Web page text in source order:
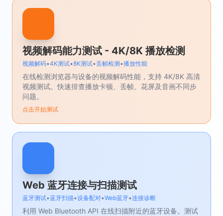
视频解码能力测试 - 4K/8K 播放检测
视频解码•4K测试•8K测试•丢帧检测•播放性能
在线检测浏览器与设备的视频解码性能，支持 4K/8K 高清
视频测试。快速排查播放卡顿、丢帧、花屏及音画不同步
问题。
点击开始测试
Web 蓝牙连接与扫描测试
蓝牙测试•蓝牙扫描•设备配对•Web蓝牙•连接诊断
利用 Web Bluetooth API 在线扫描附近的蓝牙设备。测试